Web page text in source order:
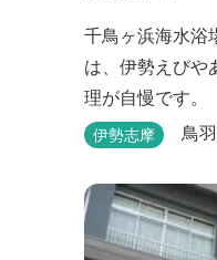
千鳥ヶ浜海水浴
は、伊勢えびや
理が自慢です。
伊勢志摩 鳥